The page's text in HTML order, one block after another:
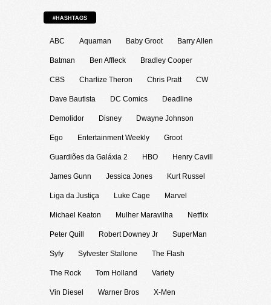
#HASHTAGS
ABC Aquaman Baby Groot Barry Allen
Batman Ben Affleck Bradley Cooper
CBS Charlize Theron Chris Pratt CW
Dave Bautista DC Comics Deadline
Demolidor Disney Dwayne Johnson
Ego Entertainment Weekly Groot
Guardiões da Galáxia 2 HBO Henry Cavill
James Gunn Jessica Jones Kurt Russel
Liga da Justiça Luke Cage Marvel
Michael Keaton Mulher Maravilha Netflix
Peter Quill Robert Downey Jr SuperMan
Syfy Sylvester Stallone The Flash
The Rock Tom Holland Variety
Vin Diesel Warner Bros X-Men